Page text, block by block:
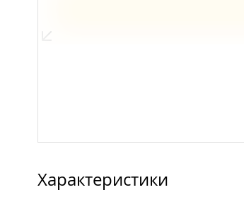
Характеристики